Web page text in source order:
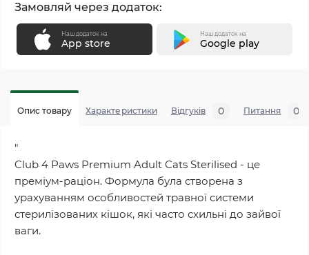
Замовляй через додаток:
Наш додаток на
App store
Наш додаток на
Google play
Опис товару Характеристики Відгуків 0 Питання 0
"
Club 4 Paws Premium Adult Cats Sterilised - це
преміум-раціон. Формула була створена з
урахуванням особливостей травної системи
стерилізованих кішок, які часто схильні до зайвої
ваги.